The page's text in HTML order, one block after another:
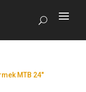
MTB 24"